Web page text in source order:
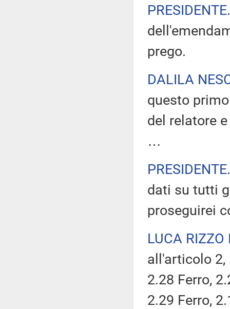
PRESIDENTE
prego.
DALILA
questo
del relatore
…
PRESIDENTE
dati su tutti
proseguirei
LUCA RIZZO
all'articolo 2,
2.28 Ferro,
2.29 Ferro,